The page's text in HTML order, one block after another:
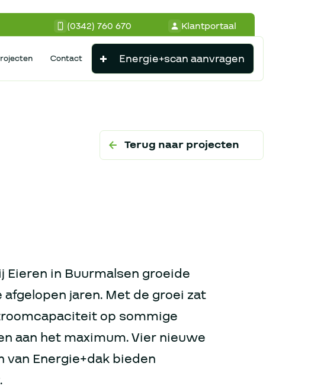
(0342) 760 670 Klantportaal
Contact Energie+scan aanvragen
Terug naar projecten
Eieren in Buurmalsen groeide
afgelopen jaren. Met de groei zat
op sommige
aan het maximum. Vier nieuwe
van Energie+dak bieden